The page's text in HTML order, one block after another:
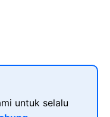
untuk selalu